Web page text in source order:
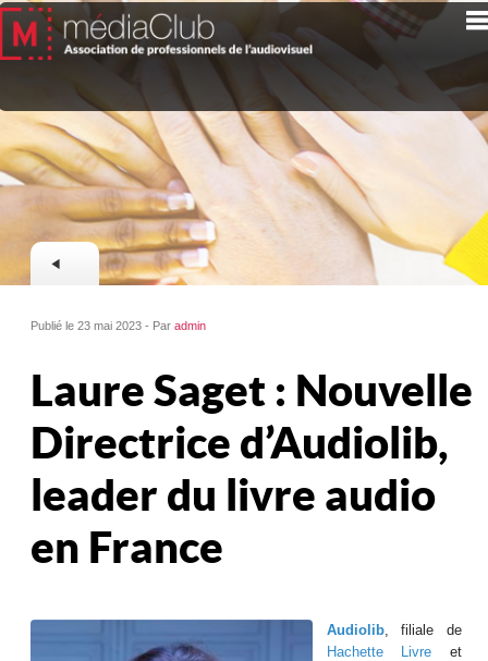
Publié le 23 mai 2023 - Paradmin
Laure Saget : Nouvelle
Directrice d’Audiolib,
leader du livre audio
en France
Audiolib, filiale de
Hachette Livre et